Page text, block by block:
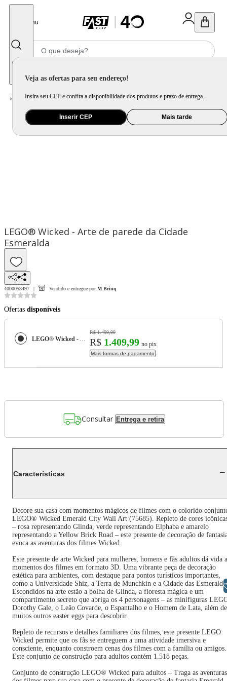
Menu
Veja as ofertas para seu endereço!
Insira seu CEP e confira a disponibilidade dos produtos e prazo de entrega.
Inserir CEP Mais tarde
Home Brinquedo e Colecionável / Para Colecionar
LEGO® Wicked - Arte de parede da Cidade
Esmeralda
4000058497 Vendido e entregue por M Brinq
Ofertas disponíveis
LEGO® Wicked - Arte de parede da Cidade Esmeralda
R$ 1.499,99
R$ 1.409,99 no pix
Mais formas de pagamento
Consultar Entrega e retira
Características
Decore sua casa com momentos mágicos de filmes com o colorido
LEGO® Wicked Emerald City Wall Art (75685). Repleto de cores
– rosa representando Glinda, verde representando Elphaba e amarelo
representando a Yellow Brick Road – este presente de decoração de
evoca as aventuras dos filmes Wicked.
Este presente de arte Wicked para mulheres, homens e fãs adultos dá vida a
momentos dos filmes em formato 3D. Uma vibrante peça de decoração
estética para ambientes, com destaque para pontos turísticos importantes,
como a Universidade Shiz, a Terra de Munchkin e a Cidade das
Escondidos na arte estão a bolha de Glinda, a floresta mágica e um
compartimento secreto que abriga os 4 personagens – as minifiguras
Dorothy Gale, o Leão Covarde, o Espantalho e o Homem de Lata, além de
muitos outros easter eggs para descobrir.
Repleto de recursos e detalhes familiares dos filmes, este presente LEGO
Wicked permite que os fãs se entreguem a uma atividade imersiva e
consciente, enquanto constroem cenas dos filmes com a família ou amigos.
Este conjunto de construção para adultos contém 1.518 peças.
Conjunto de construção LEGO® Wicked para adultos – Traga as aventuras
Libras